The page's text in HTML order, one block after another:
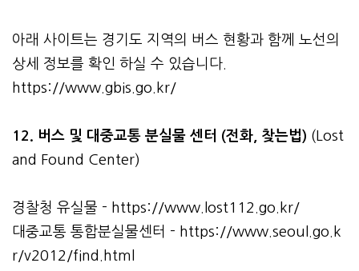
아래 사이트는 경기도 지역의 버스 현황과 함께 노선의
상세 정보를 확인 하실 수 있습니다.
https://www.gbis.go.kr/
12. 버스 및 대중교통 분실물 센터 (전화, 찾는법) (Lost
and Found Center)
경찰청 유실물 - https://www.lost112.go.kr/
대중교통 통합분실물센터 - https://www.seoul.go.k
r/v2012/find.html